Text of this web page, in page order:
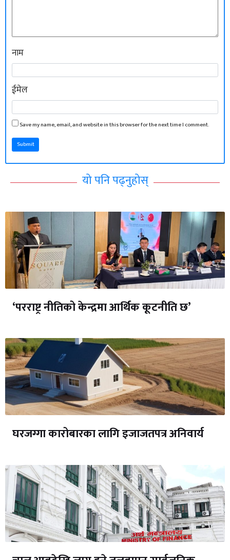
नाम
ईमेल
Save my name, email, and website in this browser for the next time I comment.
Submit
यो पनि पढ्नुहोस्
‘परराष्ट्र नीतिको केन्द्रमा आर्थिक कूटनीति छ’
घरजग्गा कारोबारका लागि इजाजतपत्र अनिवार्य